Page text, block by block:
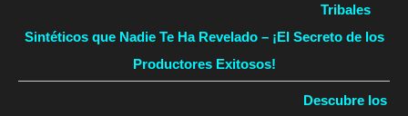
Tribales
Sintéticos que Nadie Te Ha Revelado – ¡El Secreto de los
Productores Exitosos!
Descubre los